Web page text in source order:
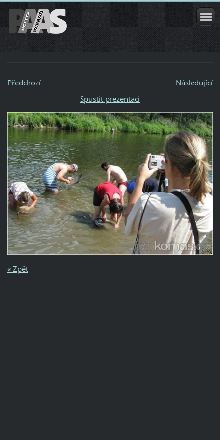
Předchozí
Následující
Spustit prezentaci
« Zpět